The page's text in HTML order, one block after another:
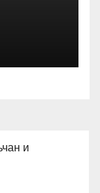
и